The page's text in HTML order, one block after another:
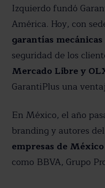
Izquierdo fundó
América. Hoy, con
garantías
seguridad de los
Mercado Libre y
GarantiPlus una
En México, el año
branding y autores
empresas de
como BBVA, Grupo